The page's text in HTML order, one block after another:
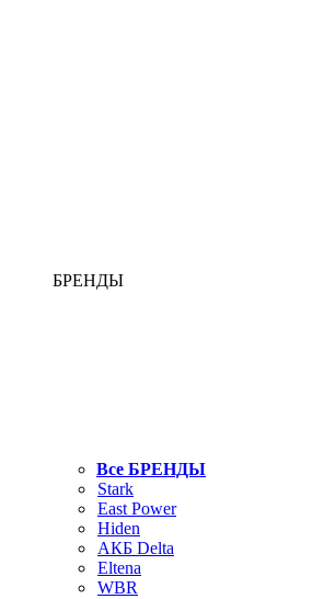
БРЕНДЫ
Все БРЕНДЫ
Stark
East Power
Hiden
АКБ Delta
Eltena
WBR